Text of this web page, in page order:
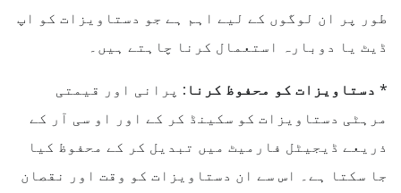
طور پر ان لوگوں کے لیے اہم ہے جو دستاویزات کو اپ
ڈیٹ یا دوبارہ استعمال کرنا چاہتے ہیں۔
* دستاویزات کو محفوظ کرنا: پرانی اور قیمتی
مرہٹی دستاویزات کو سکینڈ کر کے اور او سی آر کے
ذریعے ڈیجیٹل فارمیٹ میں تبدیل کر کے محفوظ کیا
جا سکتا ہے۔ اس سے ان دستاویزات کو وقت اور نقصان